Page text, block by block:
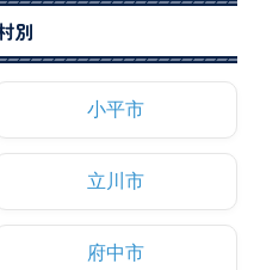
別
小平市
立川市
府中市